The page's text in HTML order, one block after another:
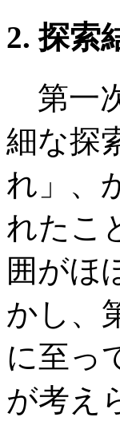
2. 探索
第一
細な探
れ」、
れたこ
囲がほ
かし、
に至っ
が考え